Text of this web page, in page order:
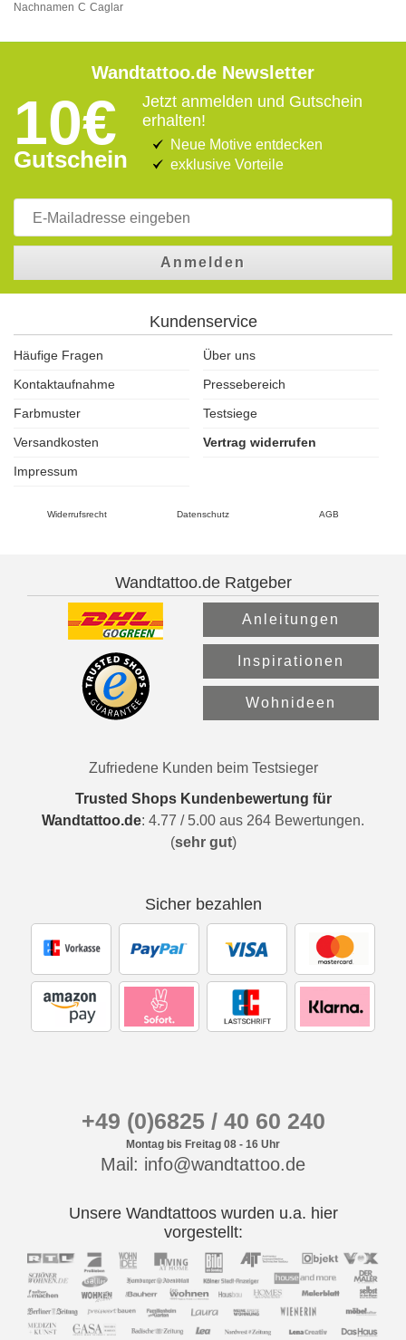
Nachnamen C Caglar
Wandtattoo.de Newsletter
10€
Gutschein
Jetzt anmelden und Gutschein
erhalten!
Neue Motive entdecken
exklusive Vorteile
Anmelden
Kundenservice
Häufige Fragen
Über uns
Kontaktaufnahme
Pressebereich
Farbmuster
Testsiege
Versandkosten
Vertrag widerrufen
Impressum
Widerrufsrecht Datenschutz AGB
Wandtattoo.de Ratgeber
Anleitungen
Inspirationen
Wohnideen
Zufriedene Kunden beim Testsieger
Trusted Shops Kundenbewertung für
Wandtattoo.de: 4.77 / 5.00 aus 264 Bewertungen.
(sehr gut)
Sicher bezahlen
+49 (0)6825 / 40 60 240
Montag bis Freitag 08 - 16 Uhr
Mail: info@wandtattoo.de
Unsere Wandtattoos wurden u.a. hier
vorgestellt: